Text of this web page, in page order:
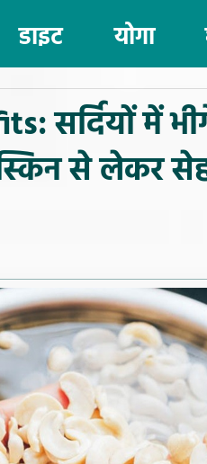
डाइट योगा
सर्दियों में
से लेकर